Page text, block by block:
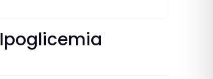
Ipoglicemia